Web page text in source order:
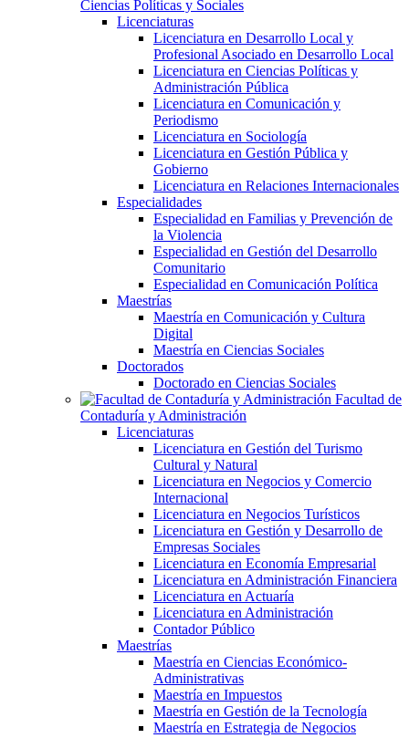
Ciencias Políticas y Sociales
Licenciaturas
Licenciatura en Desarrollo Local y
Profesional Asociado en Desarrollo Local
Licenciatura en Ciencias Políticas y
Administración Pública
Licenciatura en Comunicación y
Periodismo
Licenciatura en Sociología
Licenciatura en Gestión Pública y
Gobierno
Licenciatura en Relaciones Internacionales
Especialidades
Especialidad en Familias y Prevención de
la Violencia
Especialidad en Gestión del Desarrollo
Comunitario
Especialidad en Comunicación Política
Maestrías
Maestría en Comunicación y Cultura
Digital
Maestría en Ciencias Sociales
Doctorados
Doctorado en Ciencias Sociales
Facultad de
Contaduría y Administración
Licenciaturas
Licenciatura en Gestión del Turismo
Cultural y Natural
Licenciatura en Negocios y Comercio
Internacional
Licenciatura en Negocios Turísticos
Licenciatura en Gestión y Desarrollo de
Empresas Sociales
Licenciatura en Economía Empresarial
Licenciatura en Administración Financiera
Licenciatura en Actuaría
Licenciatura en Administración
Contador Público
Maestrías
Maestría en Ciencias Económico-
Administrativas
Maestría en Impuestos
Maestría en Gestión de la Tecnología
Maestría en Estrategia de Negocios